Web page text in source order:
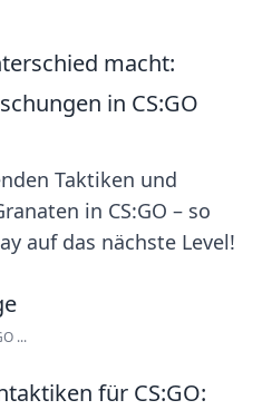
macht:
in CS:GO
Taktiken und
in CS:GO – so
auf das nächste Level!
...
für CS:GO: